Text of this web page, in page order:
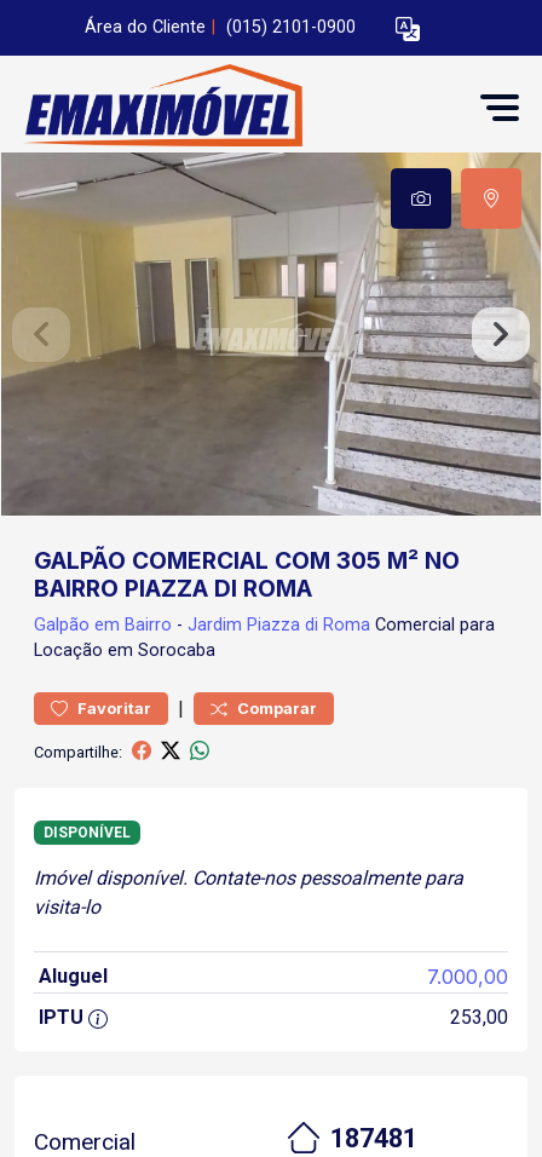
Área do Cliente (015) 2101-0900
GALPÃO COMERCIAL COM 305 M² NO
BAIRRO PIAZZA DI ROMA
Galpão em Bairro - Jardim Piazza di Roma Comercial para
Locação em Sorocaba
Favoritar | Comparar
Compartilhe:
DISPONÍVEL
Imóvel disponível. Contate-nos pessoalmente para
visita-lo
Aluguel 7.000,00
IPTU 253,00
Comercial 187481